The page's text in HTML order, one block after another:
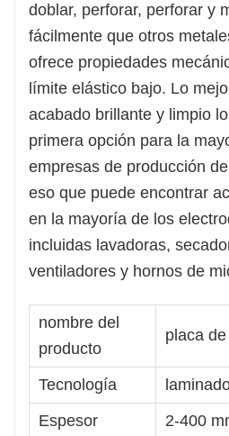
doblar, perforar, perforar y
fácilmente que otros
ofrece propiedades
límite elástico bajo. Lo
acabado brillante y limpio
primera opción para la
empresas de producción
eso que puede encontrar
en la mayoría de los
incluidas lavadoras,
ventiladores y hornos de
nombre del
producto
placa
Tecnología
Espesor
2-400